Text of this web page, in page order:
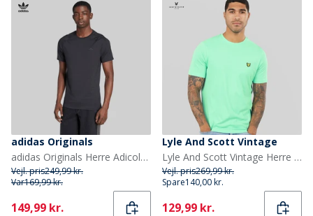
adidas Originals
adidas Originals Herre Adicolor Trefoil T-shirt Sort/Sort
Vejl. pris249,99 kr.
Var169,99 kr.
Current
149,99 kr.
Lyle And Scott Vintage
Lyle And Scott Vintage Herre T-shirt Cool Mint
Vejl. pris269,99 kr.
Spare140,00 kr.
Current
129,99 kr.